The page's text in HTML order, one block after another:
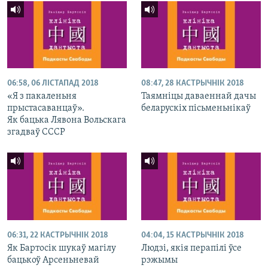
06:58, 06 ЛІСТАПАД 2018
«Я з пакаленьня
прыстасаванцаў».
Як бацька Лявона Вольскага
згадваў СССР
08:47, 28 КАСТРЫЧНІК 2018
Таямніцы даваеннай дачы
беларускіх пісьменьнікаў
06:31, 22 КАСТРЫЧНІК 2018
Як Бартосік шукаў магілу
бацькоў Арсеньневай
04:04, 15 КАСТРЫЧНІК 2018
Людзі, якія перапілі ўсе
рэжымы